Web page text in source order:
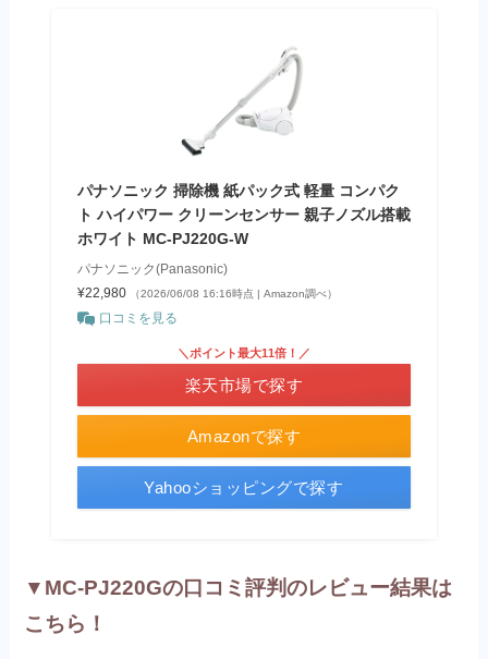
パナソニック 掃除機 紙パック式 軽量 コンパク
ト ハイパワー クリーンセンサー 親子ノズル搭載
ホワイト MC-PJ220G-W
パナソニック(Panasonic)
¥22,980
（2026/06/08 16:16時点 | Amazon調べ）
口コミを見る
Amazonで探す
＼ポイント最大11倍！／
楽天市場で探す
Yahooショッピングで探す
▼MC-PJ220Gの口コミ評判のレビュー結果は
こちら！